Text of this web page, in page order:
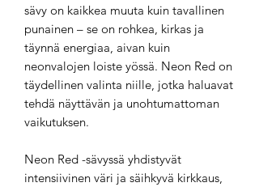
sävy on kaikkea muuta kuin tavallinen
punainen – se on rohkea, kirkas ja
täynnä energiaa, aivan kuin
neonvalojen loiste yössä. Neon Red on
täydellinen valinta niille, jotka haluavat
tehdä näyttävän ja unohtumattoman
vaikutuksen.
Neon Red -sävyssä yhdistyvät
intensiivinen väri ja säihkyvä kirkkaus,